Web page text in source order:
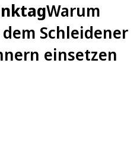
Warum
Schleidener
einsetzen